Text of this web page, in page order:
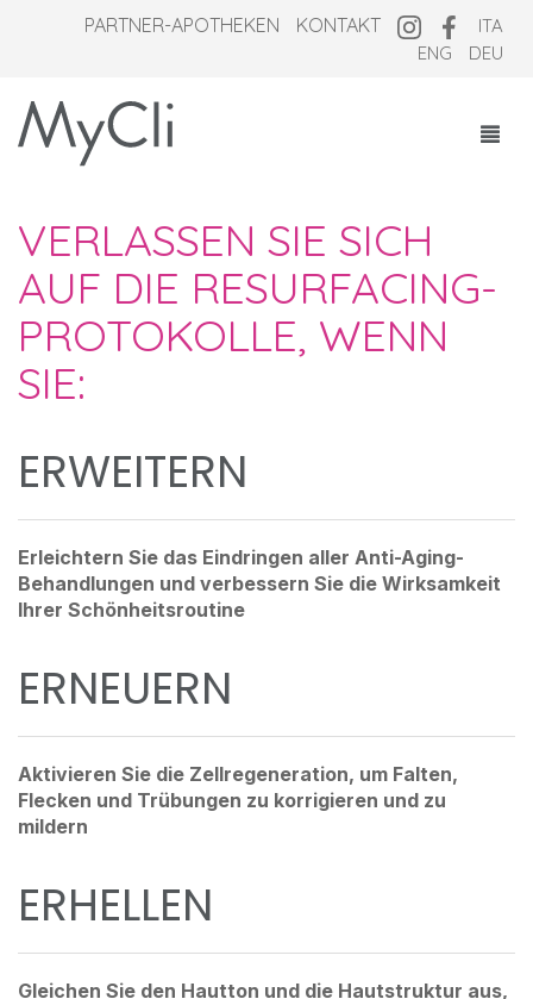
PARTNER-APOTHEKEN KONTAKT
ITA
ENG
DEU
ÜBER UNS
PARTNER-APOTHEKEN
MAGAZINE
VERLASSEN SIE SICH
AUF DIE RESURFACING-
PROTOKOLLE, WENN
SIE:
ERWEITERN
Erleichtern Sie das Eindringen aller Anti-Aging-
Behandlungen und verbessern Sie die Wirksamkeit
Ihrer Schönheitsroutine
ERNEUERN
Aktivieren Sie die Zellregeneration, um Falten,
Flecken und Trübungen zu korrigieren und zu
mildern
ERHELLEN
Gleichen Sie den Hautton und die Hautstruktur aus,